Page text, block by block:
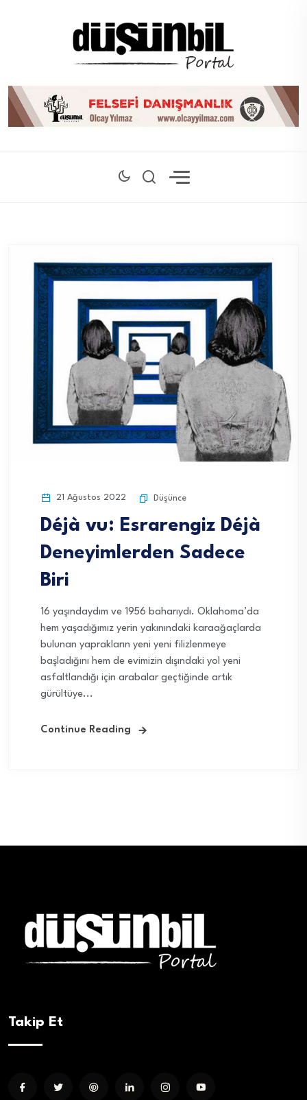
21 Ağustos 2022 Düşünce
Déjà vu: Esrarengiz Déjà
Deneyimlerden Sadece
Biri
16 yaşındaydım ve 1956 baharıydı. Oklahoma’da
hem yaşadığımız yerin yakınındaki karaağaçlarda
bulunan yaprakların yeni yeni filizlenmeye
başladığını hem de evimizin dışındaki yol yeni
asfaltlandığı için arabalar geçtiğinde artık
gürültüye...
Continue Reading
Takip Et